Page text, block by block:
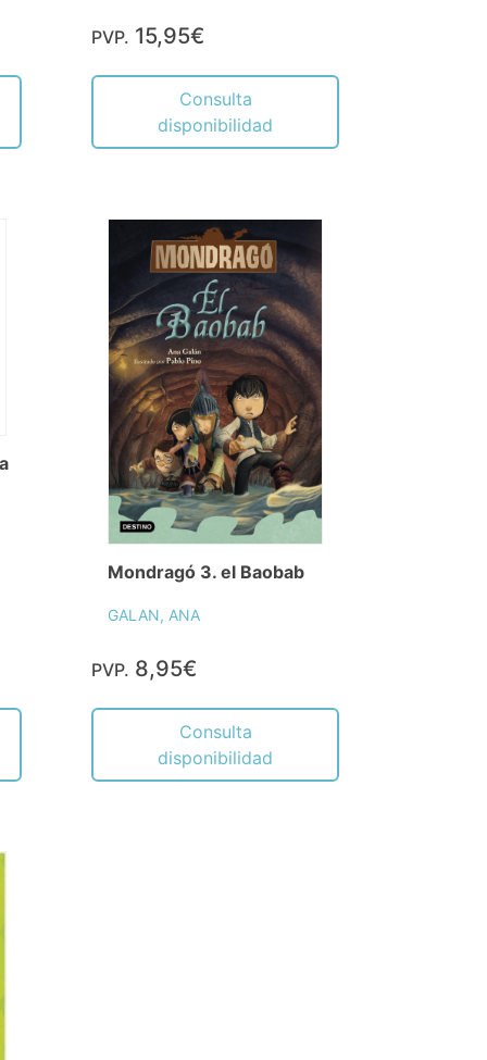
PVP. 15,95€
Consulta
disponibilidad
Mondragó 3. el Baobab
GALAN, ANA
PVP. 8,95€
Consulta
disponibilidad